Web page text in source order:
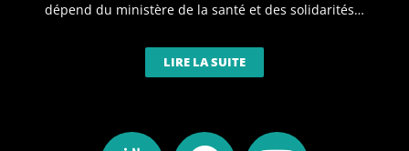
dépend du ministère de la santé et des solidarités…
LIRE LA SUITE